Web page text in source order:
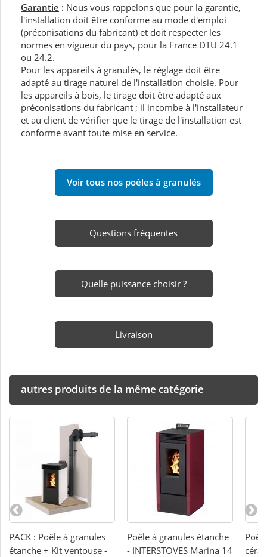
Garantie : Nous vous rappelons que pour la garantie,
l'installation doit être conforme au mode d'emploi
(préconisations du fabricant) et doit respecter les
normes en vigueur du pays, pour la France DTU 24.1
ou 24.2.
Pour les appareils à granulés, le réglage doit être
adapté au tirage naturel de l'installation choisie. Pour
les appareils à bois, le tirage doit être adapté aux
préconisations du fabricant ; il incombe à l'installateur
et au client de vérifier que le tirage de l'installation est
conforme avant toute mise en service.
Voir tous nos poêles à granulés
Questions fréquentes
Quelle puissance choisir ?
Livraison
autres produits de la même catégorie
PACK : Poêle à granules
étanche + Kit ventouse -
Poêle à granules étanche
- INTERSTOVES Marina 14